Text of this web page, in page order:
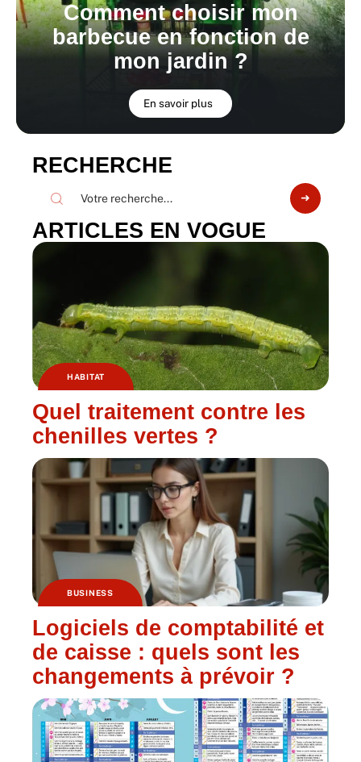
Comment choisir mon
barbecue en fonction de
mon jardin ?
En savoir plus
RECHERCHE
ARTICLES EN VOGUE
HABITAT
Quel traitement contre les
chenilles vertes ?
BUSINESS
Logiciels de comptabilité et
de caisse : quels sont les
changements à prévoir ?